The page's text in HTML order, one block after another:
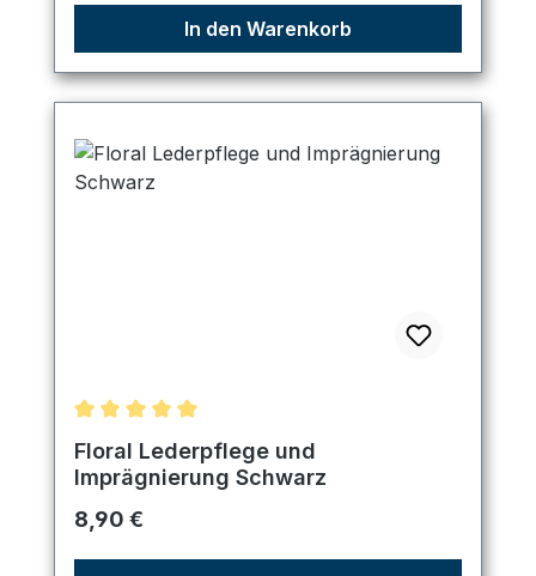
In den Warenkorb
Durchschnittliche Bewertung von 5 von 5 Sternen
Floral Lederpflege und
Imprägnierung Schwarz
Regulärer Preis:
8,90 €